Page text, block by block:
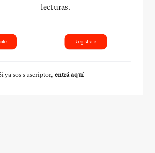
lecturas.
Registrate
ya sos suscriptor, entrá aquí